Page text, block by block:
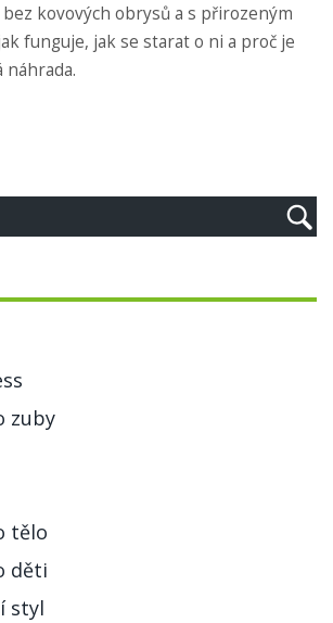
kovových obrysů a s přirozeným
funguje, jak se starat o ni a proč je
náhrada.
zuby
tělo
děti
styl